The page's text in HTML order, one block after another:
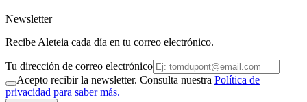
Newsletter
Recibe Aleteia cada día en tu correo electrónico.
Tu dirección de correo electrónico
Acepto recibir la newsletter. Consulta nuestra Política de
privacidad para saber más.